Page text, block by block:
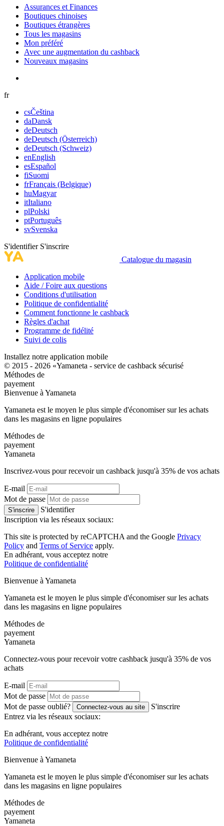
Assurances et Finances
Boutiques chinoises
Boutiques étrangères
Tous les magasins
Mon préféré
Avec une augmentation du cashback
Nouveaux magasins
fr
csČeština
daDansk
deDeutsch
deDeutsch (Österreich)
deDeutsch (Schweiz)
enEnglish
esEspañol
fiSuomi
frFrançais (Belgique)
huMagyar
itItaliano
plPolski
ptPortuguês
svSvenska
S'identifier S'inscrire
Catalogue du magasin
Application mobile
Aide / Foire aux questions
Conditions d'utilisation
Politique de confidentialité
Comment fonctionne le cashback
Règles d'achat
Programme de fidélité
Suivi de colis
Installez notre application mobile
© 2015 - 2026 «Yamaneta - service de cashback sécurisé
Méthodes de
payement
Bienvenue à Yamaneta
Yamaneta est le moyen le plus simple d'économiser sur les achats
dans les magasins en ligne populaires
Méthodes de
payement
Yamaneta
Inscrivez-vous pour recevoir un cashback jusqu'à 35% de vos achats
E-mail
Mot de passe
S'inscrire
S'identifier
Inscription via les réseaux sociaux:
This site is protected by reCAPTCHA and the Google Privacy
Policy and Terms of Service apply.
En adhérant, vous acceptez notre
Politique de confidentialité
Bienvenue à Yamaneta
Yamaneta est le moyen le plus simple d'économiser sur les achats
dans les magasins en ligne populaires
Méthodes de
payement
Yamaneta
Connectez-vous pour recevoir votre cashback jusqu'à 35% de vos
achats
E-mail
Mot de passe
Mot de passe oublié?
Connectez-vous au site
S'inscrire
Entrez via les réseaux sociaux:
En adhérant, vous acceptez notre
Politique de confidentialité
Bienvenue à Yamaneta
Yamaneta est le moyen le plus simple d'économiser sur les achats
dans les magasins en ligne populaires
Méthodes de
payement
Yamaneta